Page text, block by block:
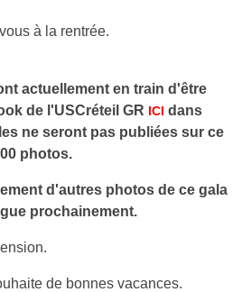
à la rentrée.
actuellement en train d'être
de l'USCréteil GR ICI dans
ne seront pas publiées sur ce
photos.
d'autres photos de ce gala
prochainement.
de bonnes vacances.